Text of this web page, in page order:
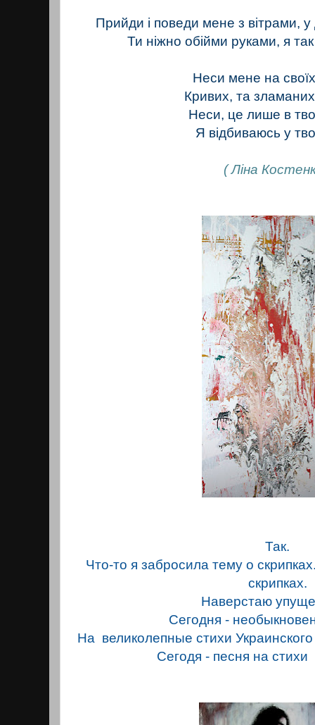
Прийди і поведи мене з вітрами, у
Ти ніжно обійми руками, я
Неси мене на
Кривих, та
Неси, це лише в
Я відбиваюсь у
( Ліна
Так.
Что-то я забросила тему о
скрипках.
Наверстаю
Сегодня -
На великолепные стихи
Сегодя - песня на стихи